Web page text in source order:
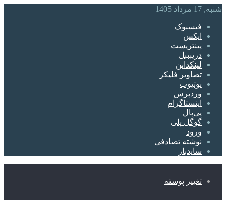
شنبه, 17 مرداد 1405
فیسبوک
ایکس
پینتریست
دریبببل
لینکداین
تصاویر فلیکر
یوتیوب
وردپرس
اینستاگرام
پی‌پال
گوگل پلی
ورود
نوشته تصادفی
سایدبار
تغییر پوسته